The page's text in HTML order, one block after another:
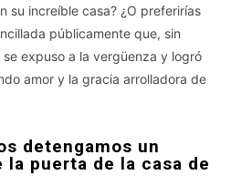
su increíble casa? ¿O preferirías
públicamente que, sin
expuso a la vergüenza y logró
amor y la gracia arrolladora de
detengamos un
la puerta de la casa de